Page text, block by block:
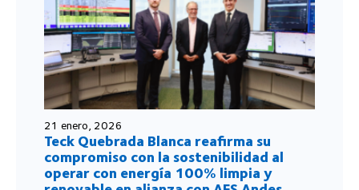
21 enero, 2026
Teck Quebrada Blanca reafirma su
compromiso con la sostenibilidad al
operar con energía 100% limpia y